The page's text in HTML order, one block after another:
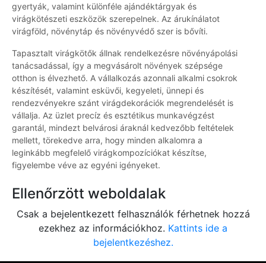
gyertyák, valamint különféle ajándéktárgyak és
virágkötészeti eszközök szerepelnek. Az árukínálatot
virágföld, növénytáp és növényvédő szer is bővíti.
Tapasztalt virágkötők állnak rendelkezésre növényápolási
tanácsadással, így a megvásárolt növények szépsége
otthon is élvezhető. A vállalkozás azonnali alkalmi csokrok
készítését, valamint esküvői, kegyeleti, ünnepi és
rendezvényekre szánt virágdekorációk megrendelését is
vállalja. Az üzlet precíz és esztétikus munkavégzést
garantál, mindezt belvárosi áraknál kedvezőbb feltételek
mellett, törekedve arra, hogy minden alkalomra a
leginkább megfelelő virágkompozíciókat készítse,
figyelembe véve az egyéni igényeket.
Ellenőrzött weboldalak
Csak a bejelentkezett felhasználók férhetnek hozzá
ezekhez az információkhoz. Kattints ide a
bejelentkezéshez.